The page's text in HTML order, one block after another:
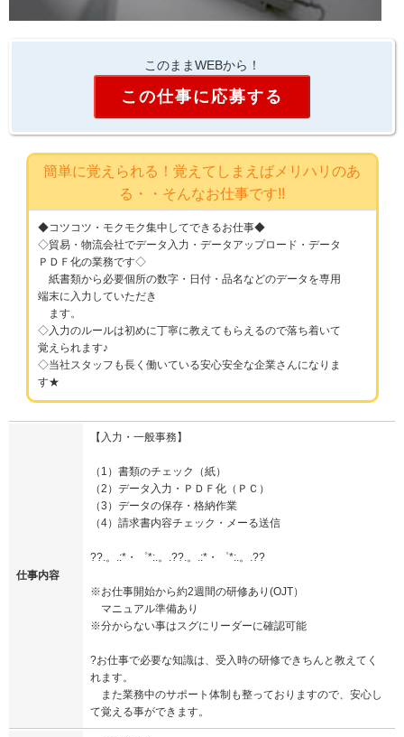
このままWEBから！
この仕事に応募する
簡単に覚えられる！覚えてしまえばメリハリのあ
る・・そんなお仕事です!!
◆コツコツ・モクモク集中してできるお仕事◆
◇貿易・物流会社でデータ入力・データアップロード・データ
ＰＤＦ化の業務です◇
紙書類から必要個所の数字・日付・品名などのデータを専用
端末に入力していただき
ます。
◇入力のルールは初めに丁寧に教えてもらえるので落ち着いて
覚えられます♪
◇当社スタッフも長く働いている安心安全な企業さんになりま
す★
仕事内容
【入力・一般事務】
（1）書類のチェック（紙）
（2）データ入力・ＰＤＦ化（ＰＣ）
（3）データの保存・格納作業
（4）請求書内容チェック・メーる送信
??.。.:*・゜*:.。.??.。.:*・゜*:.。.??
※お仕事開始から約2週間の研修あり(OJT）
マニュアル準備あり
※分からない事はスグにリーダーに確認可能
?お仕事で必要な知識は、受入時の研修できちんと教えてく
れます。
また業務中のサポート体制も整っておりますので、安心し
て覚える事ができます。